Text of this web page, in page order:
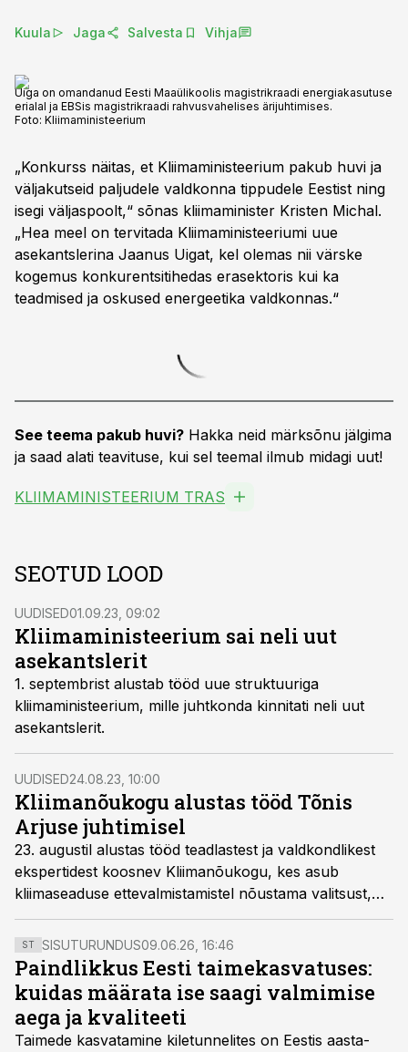
Kuula Jaga Salvesta Vihja
Uiga on omandanud Eesti Maaülikoolis magistrikraadi energiakasutuse
erialal ja EBSis magistrikraadi rahvusvahelises ärijuhtimises.
Foto: Kliimaministeerium
„Konkurss näitas, et Kliimaministeerium pakub huvi ja
väljakutseid paljudele valdkonna tippudele Eestist ning
isegi väljaspoolt,“ sõnas kliimaminister Kristen Michal.
„Hea meel on tervitada Kliimaministeeriumi uue
asekantslerina Jaanus Uigat, kel olemas nii värske
kogemus konkurentsitihedas erasektoris kui ka
teadmised ja oskused energeetika valdkonnas.“
See teema pakub huvi? Hakka neid märksõnu jälgima
ja saad alati teavituse, kui sel teemal ilmub midagi uut!
KLIIMAMINISTEERIUM TRAS
SEOTUD LOOD
UUDISED01.09.23, 09:02
Kliimaministeerium sai neli uut
asekantslerit
1. septembrist alustab tööd uue struktuuriga
kliimaministeerium, mille juhtkonda kinnitati neli uut
asekantslerit.
UUDISED24.08.23, 10:00
Kliimanõukogu alustas tööd Tõnis
Arjuse juhtimisel
23. augustil alustas tööd teadlastest ja valdkondlikest
ekspertidest koosnev Kliimanõukogu, kes asub
kliimaseaduse ettevalmistamistel nõustama valitsust,
riigikogu, ministeeriume ja huvirühmi. Kliimanõukogu
juhiks valiti avakoosolekul liikmete ettepanekul Tartu
linnaarhitekt ning ruumiloome osakonna juht Tõnis
Arjus.
ST SISUTURUNDUS09.06.26, 16:46
Paindlikkus Eesti taimekasvatuses:
kuidas määrata ise saagi valmimise
aega ja kvaliteeti
Taimede kasvatamine kiletunnelites on Eestis aasta-